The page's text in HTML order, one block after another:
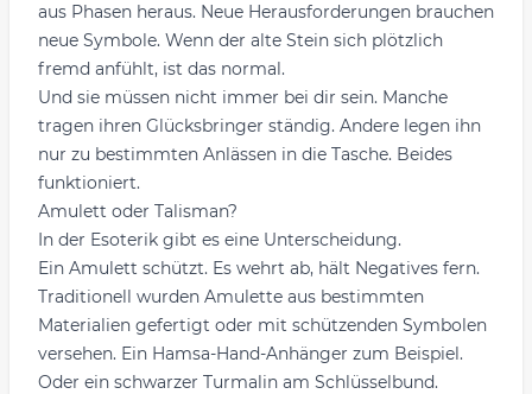
aus Phasen heraus. Neue Herausforderungen brauchen
neue Symbole. Wenn der alte Stein sich plötzlich
fremd anfühlt, ist das normal.
Und sie müssen nicht immer bei dir sein. Manche
tragen ihren Glücksbringer ständig. Andere legen ihn
nur zu bestimmten Anlässen in die Tasche. Beides
funktioniert.
Amulett oder Talisman?
In der Esoterik gibt es eine Unterscheidung.
Ein Amulett schützt. Es wehrt ab, hält Negatives fern.
Traditionell wurden Amulette aus bestimmten
Materialien gefertigt oder mit schützenden Symbolen
versehen. Ein Hamsa-Hand-Anhänger zum Beispiel.
Oder ein schwarzer Turmalin am Schlüsselbund.